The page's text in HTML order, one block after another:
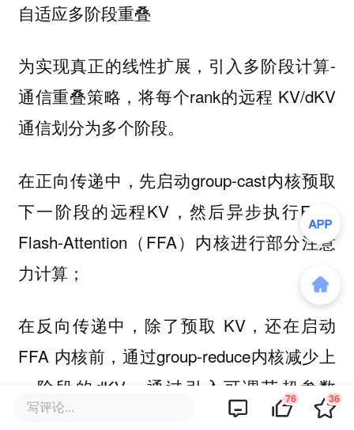
自适应多阶段重叠
为实现真正的线性扩展，引入多阶段计算-
通信重叠策略，将每个rank的远程 KV/dKV
通信划分为多个阶段。
在正向传递中，先启动group-cast内核预取
下一阶段的远程KV，然后异步执行Flex-
Flash-Attention（FFA）内核进行部分注意
力计算；
在反向传递中，除了预取 KV，还在启动
FFA 内核前，通过group-reduce内核减少上
一阶段的dKV。通过引入可调节超参数
num_stages，根据不同训练设置、微批次
写评论... 76 36